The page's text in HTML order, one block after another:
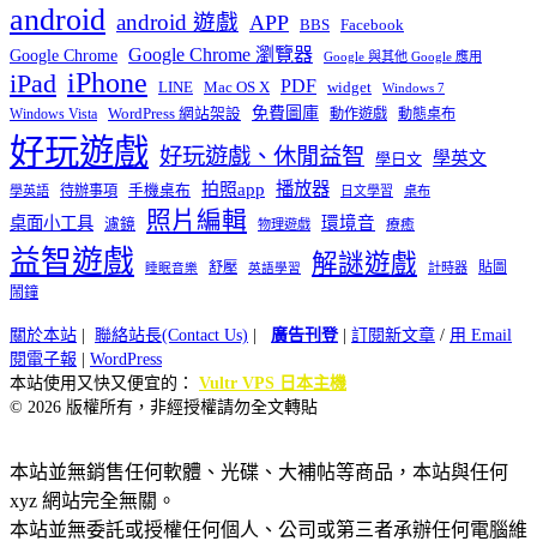
android android 遊戲 APP BBS Facebook
Google Chrome Google Chrome 瀏覽器 Google 與其他 Google 應用
iPad iPhone LINE Mac OS X PDF widget Windows 7
Windows Vista WordPress 網站架設 免費圖庫 動作遊戲 動態桌布
好玩遊戲 好玩遊戲、休閒益智 學日文 學英文
學英語 待辦事項 手機桌布 拍照app 播放器 日文學習 桌布
桌面小工具 濾鏡 照片編輯 物理遊戲 環境音 療癒
益智遊戲 睡眠音樂 舒壓 英語學習 解謎遊戲 計時器
貼圖
鬧鐘
關於本站 聯絡站長(Contact Us) 廣告刊登| 訂閱新文章 / 用 Email
閱電子報
WordPress
本站使用又快又便宜的： Vultr VPS 日本主機
© 2026 版權所有，非經授權請勿全文轉貼
本站並無銷售任何軟體、光碟、大補帖等商品，本站與任何
xyz 網站完全無關。
本站並無委託或授權任何個人、公司或第三者承辦任何電腦維